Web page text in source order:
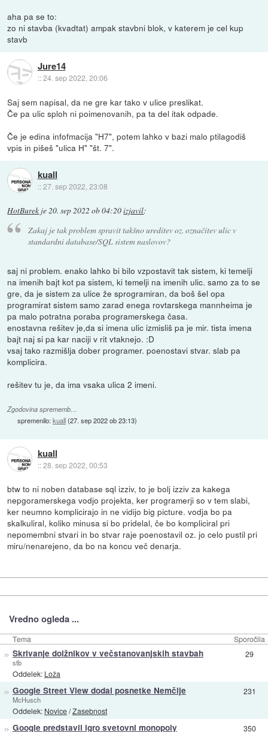
aha pa se to:
zo ni stavba (kvadtat) ampak stavbni blok, v katerem je cel kup
stavb
Jure14
::24. sep 2022, 20:06
Saj sem napisal, da ne gre kar tako v ulice preslikat.
Če pa ulic sploh ni poimenovanih, pa ta del itak odpade.
Če je edina infofmacija "H7", potem lahko v bazi malo ptilagodiš
vpis in pišeš "ulica H" "št. 7".
kuall
::27. sep 2022, 23:08
HotBurek je20. sep 2022 ob 04:20izjavil:
Zakaj je tak problem spravit takšno ureditev oz. označitev ulic v
standardni database/SQL sistem naslovov?
saj ni problem. enako lahko bi bilo vzpostavit tak sistem, ki temelji
na imenih bajt kot pa sistem, ki temelji na imenih ulic. samo za to se
gre, da je sistem za ulice že sprogramiran, da boš šel opa
programirat sistem samo zarad enega rovtarskega mannheima je
pa malo potratna poraba programerskega časa.
enostavna rešitev je,da si imena ulic izmisliš pa je mir. tista imena
bajt naj si pa kar naciji v rit vtaknejo. :D
vsaj tako razmišlja dober programer. poenostavi stvar. slab pa
komplicira.
rešitev tu je, da ima vsaka ulica 2 imeni.
Zgodovina sprememb…
spremenilo:kuall(27. sep 2022 ob 23:13)
kuall
::28. sep 2022, 00:53
btw to ni noben database sql izziv, to je bolj izziv za kakega
nepgoramerskega vodjo projekta, ker programerji so v tem slabi,
ker neumno komplicirajo in ne vidijo big picture. vodja bo pa
skalkuliral, koliko minusa si bo pridelal, če bo kompliciral pri
nepomembni stvari in bo stvar raje poenostavil oz. jo celo pustil pri
miru/nenarejeno, da bo na koncu več denarja.
Vredno ogleda ...
Tema Sporočila
» Skrivanje dolžnikov v večstanovanjskih stavbah
stb
Oddelek: Loža
29
» Google Street View dodal posnetke Nemčije
McHusch
Oddelek: Novice/Zasebnost
231
» Google predstavil igro svetovni monopoly 350